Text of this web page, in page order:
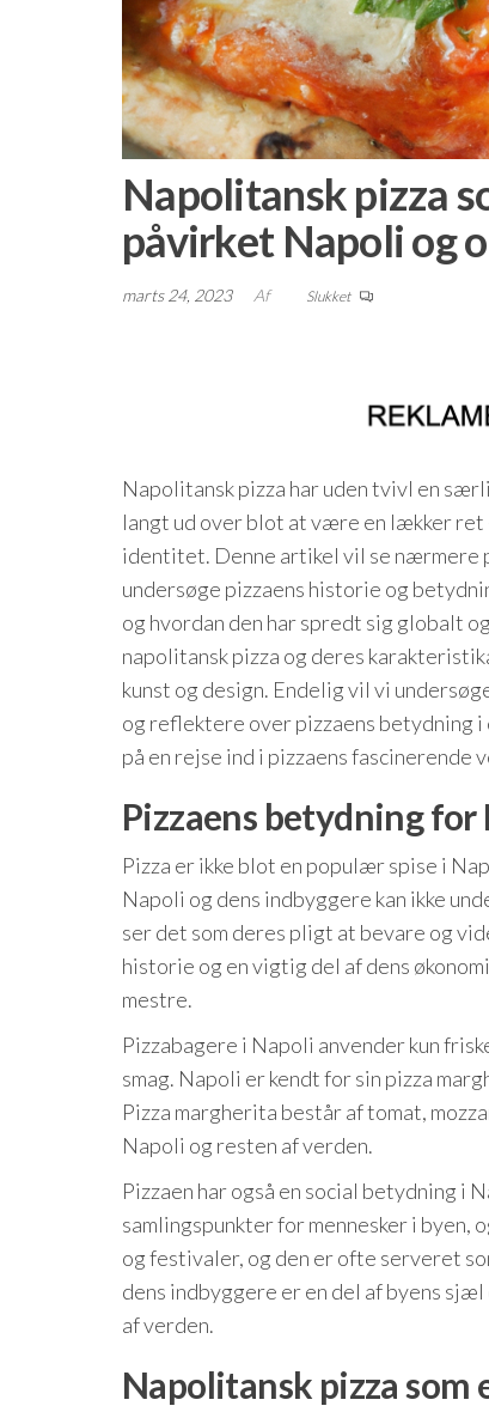
Napolitansk pizza
påvirket Napoli og
marts 24, 2023 Af Slukket
Napolitansk pizza har uden tvivl en
langt ud over blot at være en lækker ret
identitet. Denne artikel vil se nærmere
undersøge pizzaens historie og
og hvordan den har spredt sig globalt
napolitansk pizza og deres
kunst og design. Endelig vil vi
og reflektere over pizzaens betydning
på en rejse ind i pizzaens fascinerende
Pizzaens betydning
Pizza er ikke blot en populær spise i
Napoli og dens indbyggere kan ikke
ser det som deres pligt at bevare og
historie og en vigtig del af dens
mestre.
Pizzabagere i Napoli anvender kun
smag. Napoli er kendt for sin pizza
Pizza margherita består af tomat,
Napoli og resten af verden.
Pizzaen har også en social betydning i
samlingspunkter for mennesker i byen,
og festivaler, og den er ofte serveret
dens indbyggere er en del af byens
af verden.
Napolitansk pizza